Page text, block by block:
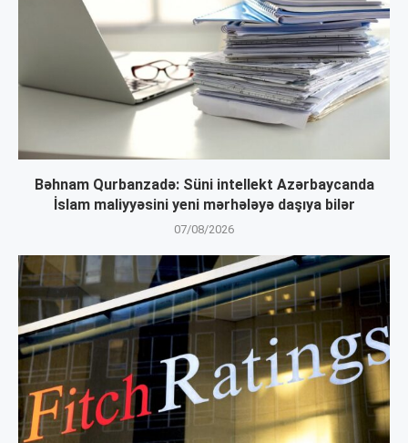
Bəhnam Qurbanzadə: Süni intellekt Azərbaycanda
İslam maliyyəsini yeni mərhələyə daşıya bilər
07/08/2026